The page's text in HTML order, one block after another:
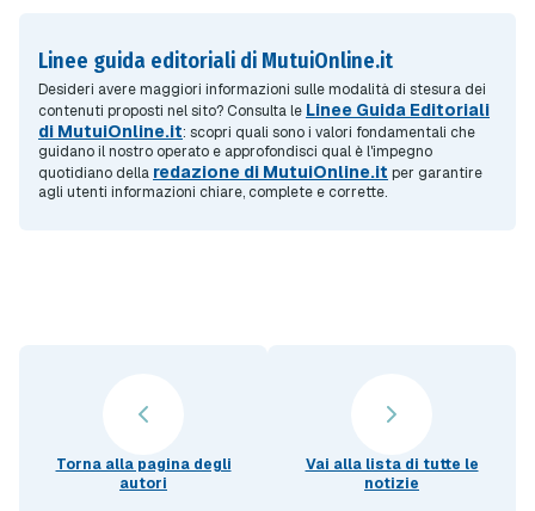
Linee guida editoriali di MutuiOnline.it
Desideri avere maggiori informazioni sulle modalità di stesura dei
contenuti proposti nel sito? Consulta le Linee Guida Editoriali
di MutuiOnline.it: scopri quali sono i valori fondamentali che
guidano il nostro operato e approfondisci qual è l'impegno
quotidiano della redazione di MutuiOnline.it per garantire
agli utenti informazioni chiare, complete e corrette.
Torna alla pagina degli
autori
Vai alla lista di tutte le
notizie